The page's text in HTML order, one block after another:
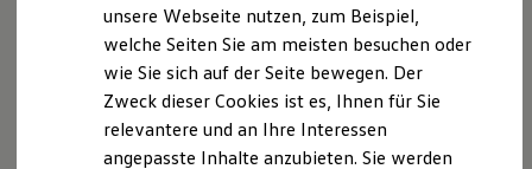
Nachhaltigkeit
Technologie
Kosten und Kauf
Kaufoptionen
E-Auto-Förderung
Software und Konnektivität
Fahrzeugangebot anfordern
unsere Webseite nutzen, zum Beispiel,
welche Seiten Sie am meisten besuchen oder
wie Sie sich auf der Seite bewegen. Der
Zweck dieser Cookies ist es, Ihnen für Sie
relevantere und an Ihre Interessen
angepasste Inhalte anzubieten. Sie werden